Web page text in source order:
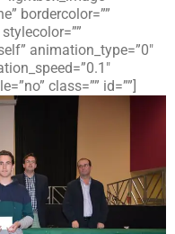
bordercolor=””
animation_type=”0″
class=”” id=””]